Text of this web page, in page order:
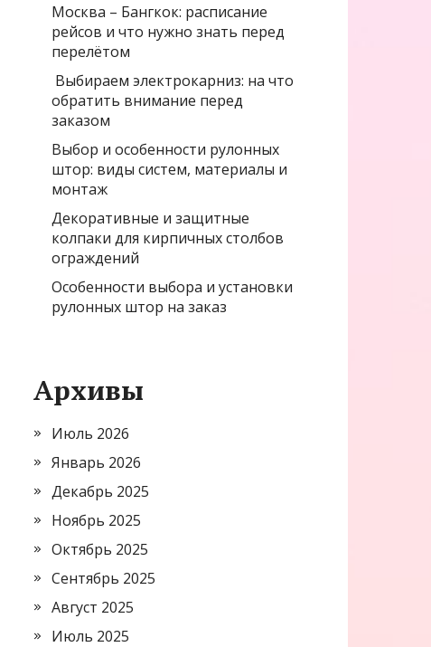
Москва – Бангкок: расписание
рейсов и что нужно знать перед
перелётом
Выбираем электрокарниз: на что
обратить внимание перед
заказом
Выбор и особенности рулонных
штор: виды систем, материалы и
монтаж
Декоративные и защитные
колпаки для кирпичных столбов
ограждений
Особенности выбора и установки
рулонных штор на заказ
Архивы
Июль 2026
Январь 2026
Декабрь 2025
Ноябрь 2025
Октябрь 2025
Сентябрь 2025
Август 2025
Июль 2025